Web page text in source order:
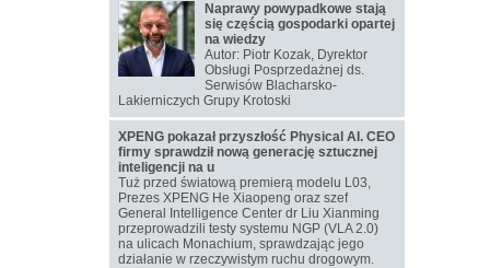
Naprawy powypadkowe stają
się częścią gospodarki opartej
na wiedzy
Autor: Piotr Kozak, Dyrektor
Obsługi Posprzedażnej ds.
Serwisów Blacharsko-
Lakierniczych Grupy Krotoski
XPENG pokazał przyszłość Physical AI. CEO
firmy sprawdził nową generację sztucznej
inteligencji na u
Tuż przed światową premierą modelu L03,
Prezes XPENG He Xiaopeng oraz szef
General Intelligence Center dr Liu Xianming
przeprowadzili testy systemu NGP (VLA 2.0)
na ulicach Monachium, sprawdzając jego
działanie w rzeczywistym ruchu drogowym.